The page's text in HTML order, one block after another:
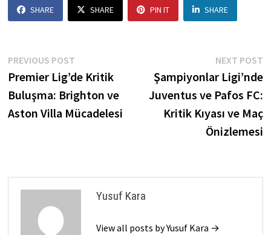
SHARE SHARE PIN IT SHARE
Post
navigation
PREVIOUS POSTPrevious
post:
Premier Lig’de Kritik
Buluşma: Brighton ve
Aston Villa Mücadelesi
NEXT POST
Şampiyonlar Ligi’nde
Juventus ve Pafos FC:
Kritik Kıyası ve Maç
Önizlemesi
Yusuf Kara
View all posts by Yusuf Kara →